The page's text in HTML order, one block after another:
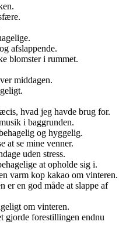
afslappende.
blomster i rummet.
middagen.
hvad jeg havde brug for.
i baggrunden.
og hyggelig.
at se mine venner.
uden stress.
at opholde sig i.
varm kop kakao om vinteren.
er en god måde at slappe af
om vinteren.
gjorde forestillingen endnu